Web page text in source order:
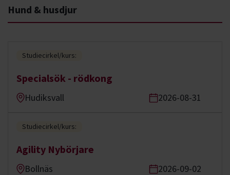
Hund & husdjur
Studiecirkel/kurs:
Specialsök - rödkong
Hudiksvall 2026-08-31
Studiecirkel/kurs:
Agility Nybörjare
Bollnäs 2026-09-02